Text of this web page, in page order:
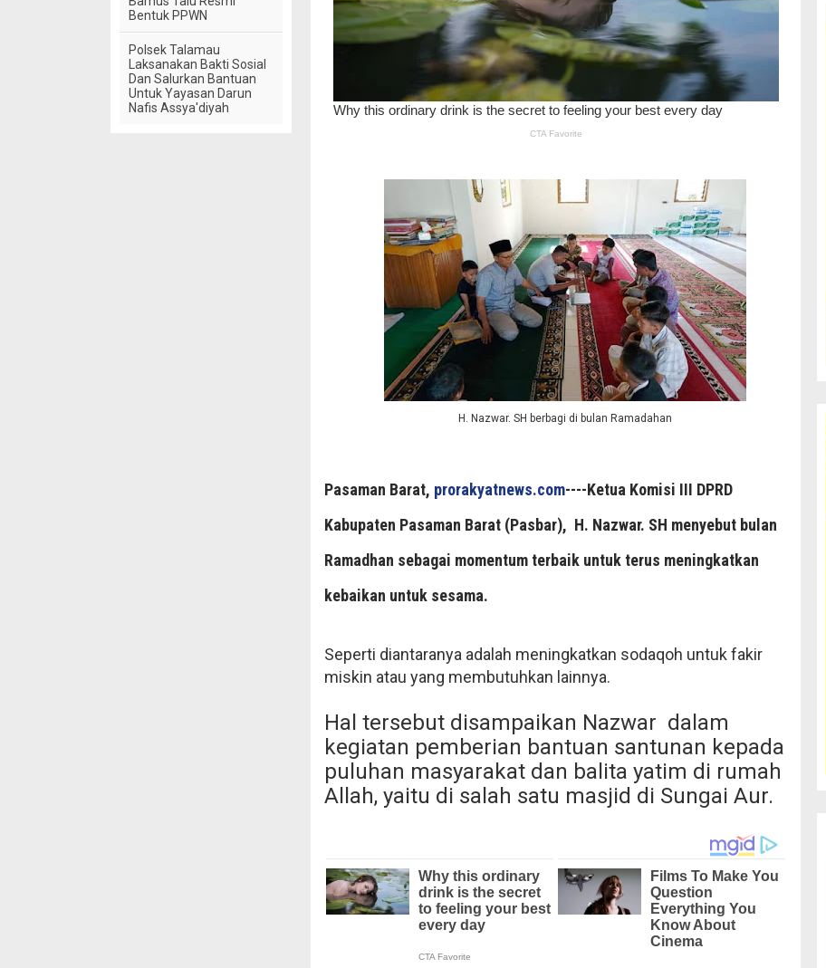
H. Nazwar. SH berbagi di bulan Ramadahan
Pasaman Barat, prorakyatnews.com----Ketua Komisi III DPRD
Kabupaten Pasaman Barat (Pasbar), H. Nazwar. SH menyebut bulan
Ramadhan sebagai momentum terbaik untuk terus meningkatkan
kebaikan untuk sesama.
Seperti diantaranya adalah meningkatkan sodaqoh untuk fakir
miskin atau yang membutuhkan lainnya.
Hal tersebut disampaikan Nazwar dalam
kegiatan pemberian bantuan santunan kepada
puluhan masyarakat dan balita yatim di rumah
Allah, yaitu di salah satu masjid di Sungai Aur.
Bentuk PPWN
Polsek Talamau
Laksanakan Bakti Sosial
Dan Salurkan Bantuan
Untuk Yayasan Darun
Nafis Assya'diyah